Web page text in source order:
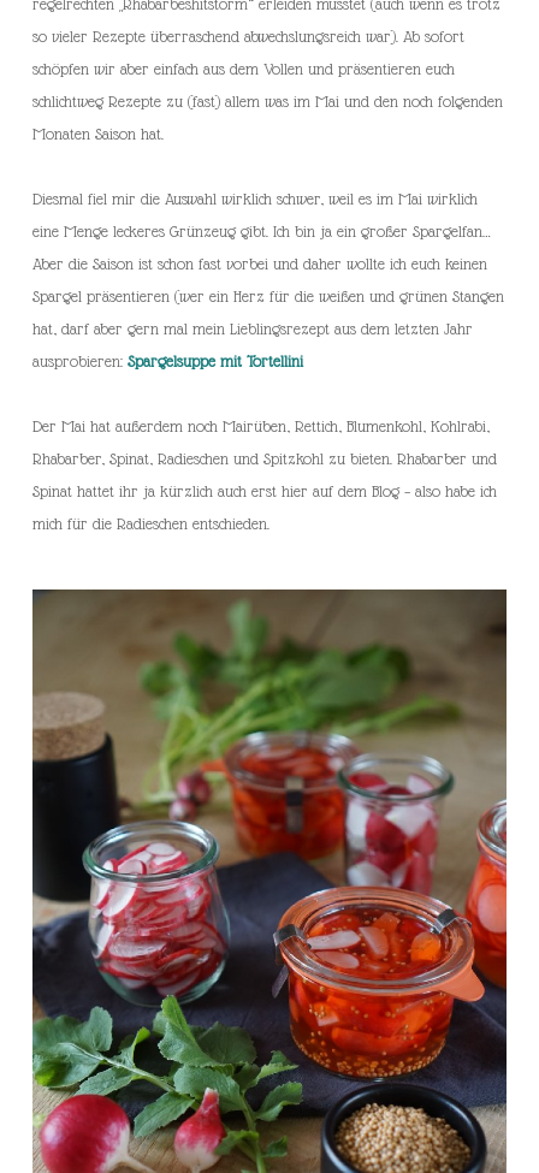
regelrechten „Rhabarbeshitstorm“ erleiden musstet (auch wenn es trotz
so vieler Rezepte überraschend abwechslungsreich war). Ab sofort
schöpfen wir aber einfach aus dem Vollen und präsentieren euch
schlichtweg Rezepte zu (fast) allem was im Mai und den noch folgenden
Monaten Saison hat.
Diesmal fiel mir die Auswahl wirklich schwer, weil es im Mai wirklich
eine Menge leckeres Grünzeug gibt. Ich bin ja ein großer Spargelfan…
Aber die Saison ist schon fast vorbei und daher wollte ich euch keinen
Spargel präsentieren (wer ein Herz für die weißen und grünen Stangen
hat, darf aber gern mal mein Lieblingsrezept aus dem letzten Jahr
ausprobieren: Spargelsuppe mit Tortellini
Der Mai hat außerdem noch Mairüben, Rettich, Blumenkohl, Kohlrabi,
Rhabarber, Spinat, Radieschen und Spitzkohl zu bieten. Rhabarber und
Spinat hattet ihr ja kürzlich auch erst hier auf dem Blog – also habe ich
mich für die Radieschen entschieden.